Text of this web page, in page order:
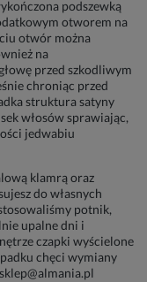
podszewką
otworem na
otwór można
na
przed szkodliwym
chroniąc przed
struktura satyny
włosów sprawiając,
jedwabiu
klamrą oraz
do własnych
potnik,
upalne dni i
czapki wyścielone
chęci wymiany